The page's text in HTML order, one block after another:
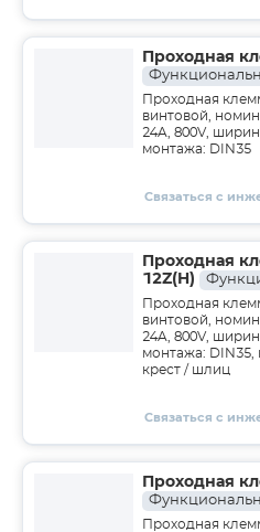
Проходная
Проходная
винтовой,
24A, 800V,
монтажа: DIN35
Связаться с
Проходная
12Z(H)
Проходная
винтовой,
24A, 800V,
монтажа: DIN35,
крест / шлиц
Связаться с
Проходная
Проходная